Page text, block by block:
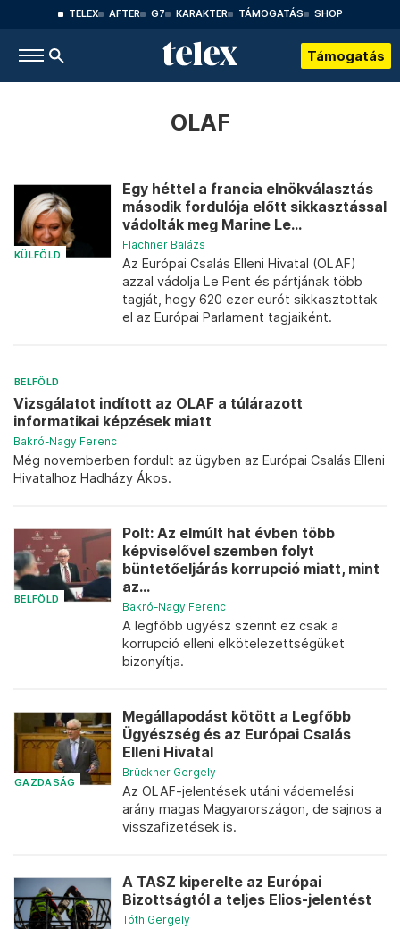
TELEX AFTER G7 KARAKTER TÁMOGATÁS SHOP
Támogatás
OLAF
KÜLFÖLD
Egy héttel a francia elnökválasztás
második fordulója előtt sikkasztással
vádolták meg Marine Le...
Flachner Balázs
Az Európai Csalás Elleni Hivatal (OLAF)
azzal vádolja Le Pent és pártjának több
tagját, hogy 620 ezer eurót sikkasztottak
el az Európai Parlament tagjaiként.
BELFÖLD
Vizsgálatot indított az OLAF a túlárazott
informatikai képzések miatt
Bakró-Nagy Ferenc
Még novemberben fordult az ügyben az Európai Csalás Elleni
Hivatalhoz Hadházy Ákos.
BELFÖLD
Polt: Az elmúlt hat évben több
képviselővel szemben folyt
büntetőeljárás korrupció miatt, mint
az...
Bakró-Nagy Ferenc
A legfőbb ügyész szerint ez csak a
korrupció elleni elkötelezettségüket
bizonyítja.
GAZDASÁG
Megállapodást kötött a Legfőbb
Ügyészség és az Európai Csalás
Elleni Hivatal
Brückner Gergely
Az OLAF-jelentések utáni vádemelési
arány magas Magyarországon, de sajnos a
visszafizetések is.
A TASZ kiperelte az Európai
Bizottságtól a teljes Elios-jelentést
Tóth Gergely